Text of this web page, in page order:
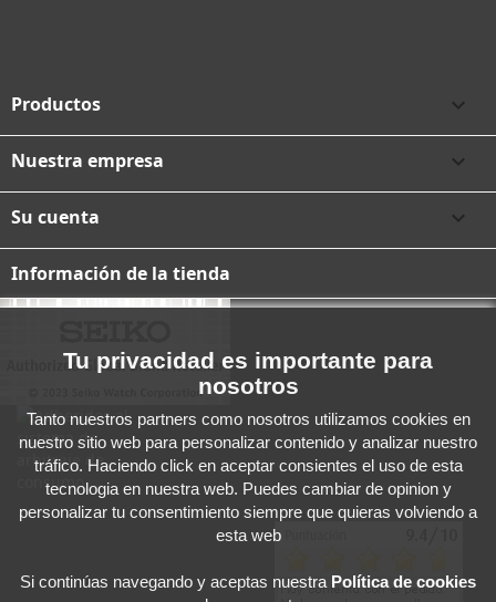
Productos 
Nuestra empresa 
Su cuenta 
Información de la tienda
Tu privacidad es importante para
nosotros
Tanto nuestros partners como nosotros utilizamos cookies en
nuestro sitio web para personalizar contenido y analizar nuestro
tráfico. Haciendo click en aceptar consientes el uso de esta
tecnologia en nuestra web. Puedes cambiar de opinion y
personalizar tu consentimiento siempre que quieras volviendo a
esta web
Si continúas navegando y aceptas nuestra Política de cookies